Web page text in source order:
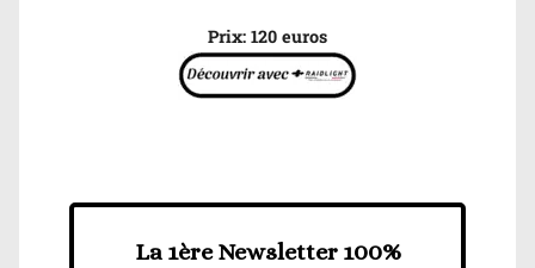
Prix: 120 euros
La 1ère Newsletter 100%